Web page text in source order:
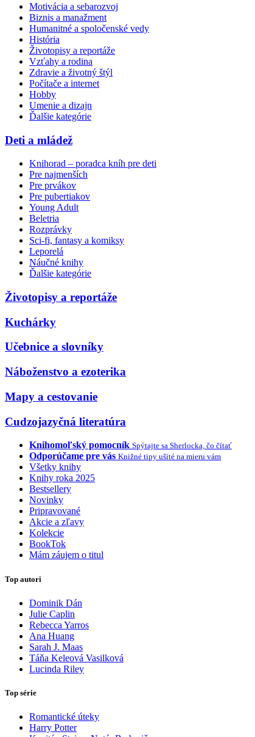
Motivácia a sebarozvoj
Biznis a manažment
Humanitné a spoločenské vedy
História
Životopisy a reportáže
Vzťahy a rodina
Zdravie a životný štýl
Počítače a internet
Hobby
Umenie a dizajn
Ďalšie kategórie
Deti a mládež
Knihorad – poradca kníh pre deti
Pre najmenších
Pre prvákov
Pre pubertiakov
Young Adult
Beletria
Rozprávky
Sci-fi, fantasy a komiksy
Leporelá
Náučné knihy
Ďalšie kategórie
Životopisy a reportáže
Kuchárky
Učebnice a slovníky
Náboženstvo a ezoterika
Mapy a cestovanie
Cudzojazyčná literatúra
Knihomoľský pomocník Spýtajte sa Sherlocka, čo čítať
Odporúčame pre vás Knižné tipy ušité na mieru vám
Všetky knihy
Knihy roka 2025
Bestsellery
Novinky
Pripravované
Akcie a zľavy
Kolekcie
BookTok
Mám záujem o titul
Top autori
Dominik Dán
Julie Caplin
Rebecca Yarros
Ana Huang
Sarah J. Maas
Táňa Keleová Vasilková
Lucinda Riley
Top série
Romantické úteky
Harry Potter